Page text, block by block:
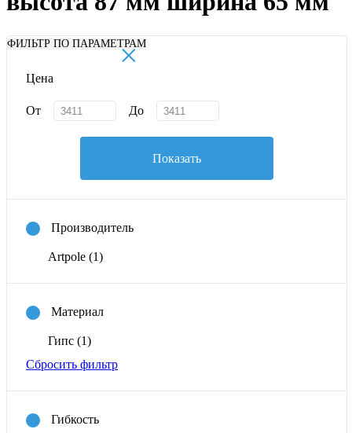
ФИЛЬТР ПО ПАРАМЕТРАМ
×
Цена
От До
Показать
Производитель
Artpole (1)
Материал
Гипс (1)
Сбросить фильтр
Гибкость